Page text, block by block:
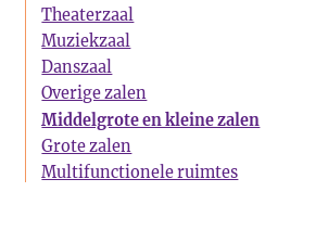
Theaterzaal
Muziekzaal
Danszaal
Overige zalen
Middelgrote en kleine zalen
Grote zalen
Multifunctionele ruimtes